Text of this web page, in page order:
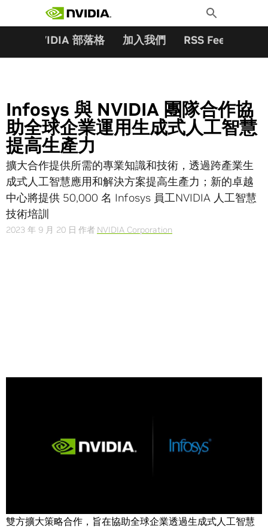
Toggle
Search
NVIDIA 部落格 加入我們 RSS Feeds
Infosys 與 NVIDIA 團隊合作協
助全球企業運用生成式人工智慧
提高生產力
擴大合作提供所需的專業知識和技術，透過跨產業生
成式人工智慧應用和解決方案提高生產力；新的卓越
中心將提供 50,000 名 Infosys 員工NVIDIA 人工智慧
技術培訓
2023 年 9 月 20 日 作者 NVIDIA Corporation
雙方擴大策略合作，旨在協助全球企業透過生成式人工智慧